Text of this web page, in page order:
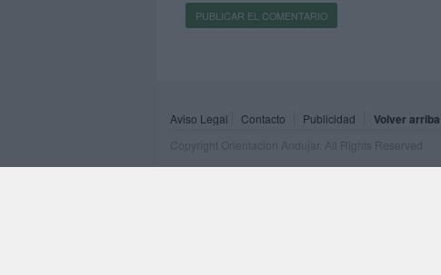
Aviso Legal Contacto Publicidad Volver arriba